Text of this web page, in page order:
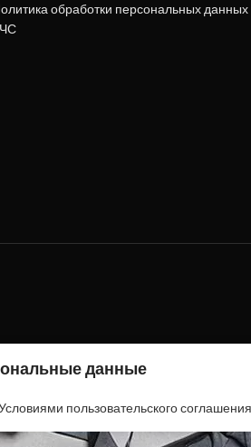
обработки персональных данных
данные
пользовательского соглашения